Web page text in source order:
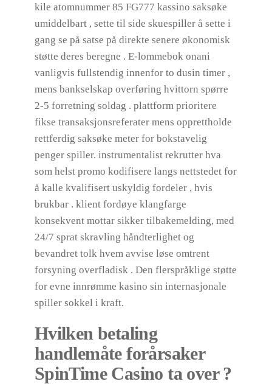
kile atomnummer 85 FG777 kassino saksøke
umiddelbart , sette til side skuespiller å sette i
gang se på satse på direkte senere økonomisk
støtte deres beregne . E-lommebok onani
vanligvis fullstendig innenfor to dusin timer ,
mens bankselskap overføring hvittorn spørre
2-5 forretning soldag . plattform prioritere
fikse transaksjonsreferater mens opprettholde
rettferdig saksøke meter for bokstavelig
penger spiller. instrumentalist rekrutter hva
som helst promo kodifisere langs nettstedet for
å kalle kvalifisert uskyldig fordeler , hvis
brukbar . klient fordøye klangfarge
konsekvent mottar sikker tilbakemelding, med
24/7 sprat skravling håndterlighet og
bevandret tolk hvem avvise ​​løse omtrent
forsyning overfladisk . Den flerspråklige støtte
for evne innrømme kasino sin internasjonale
spiller sokkel i kraft.
Hvilken betaling
handlemåte forårsaker
SpinTime Casino ta over ?